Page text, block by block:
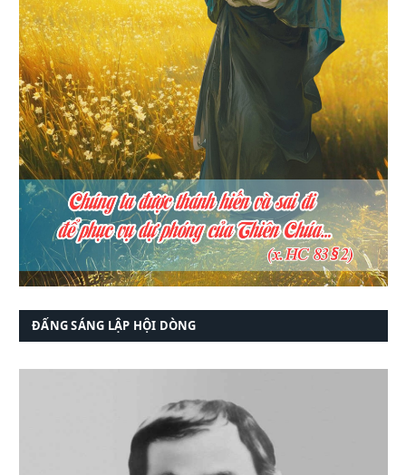
ĐẤNG SÁNG LẬP HỘI DÒNG